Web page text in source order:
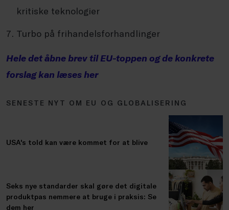
kritiske teknologier
Turbo på frihandelsforhandlinger
Hele det åbne brev til EU-toppen og de konkrete
forslag kan læses her
SENESTE NYT OM EU OG GLOBALISERING
USA's told kan være kommet for at blive
Seks nye standarder skal gøre det digitale
produktpas nemmere at bruge i praksis: Se
dem her